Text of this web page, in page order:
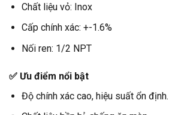
Chất liệu vỏ: Inox
Cấp chính xác: +-1.6%
Nối ren: 1/2 NPT
✅ Ưu điểm nổi bật
Độ chính xác cao, hiệu suất ổn định.